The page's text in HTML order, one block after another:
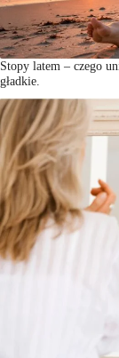
Stopy latem – czego
gładkie.